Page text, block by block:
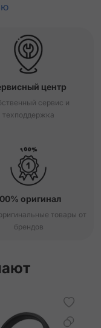
центр
сервис и
техподдержка
оригинал
товары от
брендов